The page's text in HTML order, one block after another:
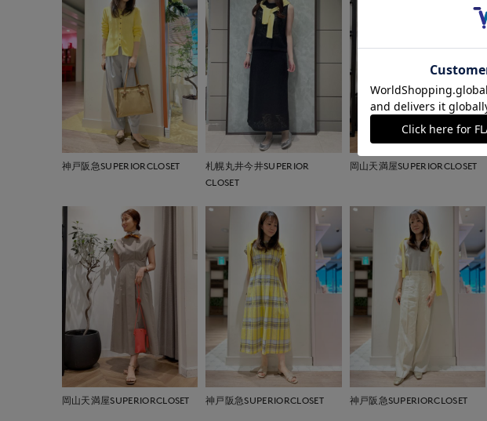
神戸阪急SUPERIORCLOSET
札幌丸井今井SUPERIOR
CLOSET
岡山天満屋SUPERIORCLOSET
岡山天満屋SUPERIORCLOSET 神戸阪急SUPERIORCLOSET 神戸阪急SUPERIORCLOSET